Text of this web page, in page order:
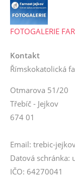
FOTOGALERIE
Kontakt
Římskokatolická
Otmarova 51/20
Třebíč - Jejkov
674 01
Email: trebic-
Datová schránka:
IČO: 64270041